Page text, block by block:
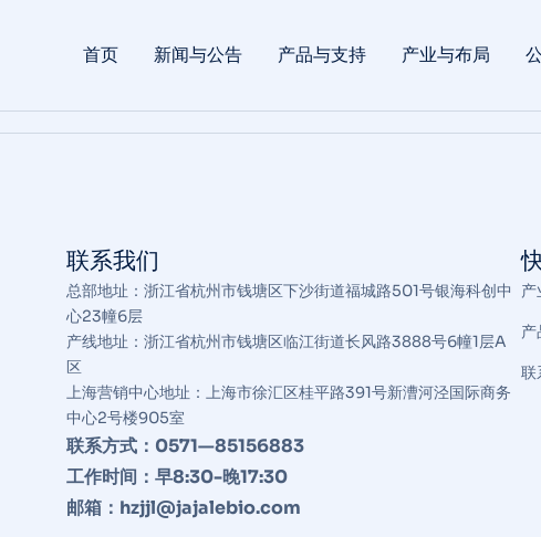
首页 新闻与公告 产品与支持 产业与布局
联系我们
总部地址：浙江省杭州市钱塘区下沙街道福城路501号银海科创中
心23幢6层
产线地址：浙江省杭州市钱塘区临江街道长风路3888号6幢1层A
区
上海营销中心地址：上海市徐汇区桂平路391号新漕河泾国际商务
中心2号楼905室
联系方式：0571—85156883
工作时间：早8:30-晚17:30
邮箱：hzjjl@jajalebio.com
产
产
联